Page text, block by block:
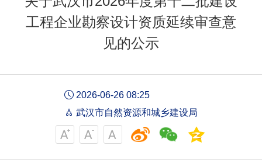
工程企业勘察设计资质延续审查意
见的公示
2026-06-26 08:25
武汉市自然资源和城乡建设局